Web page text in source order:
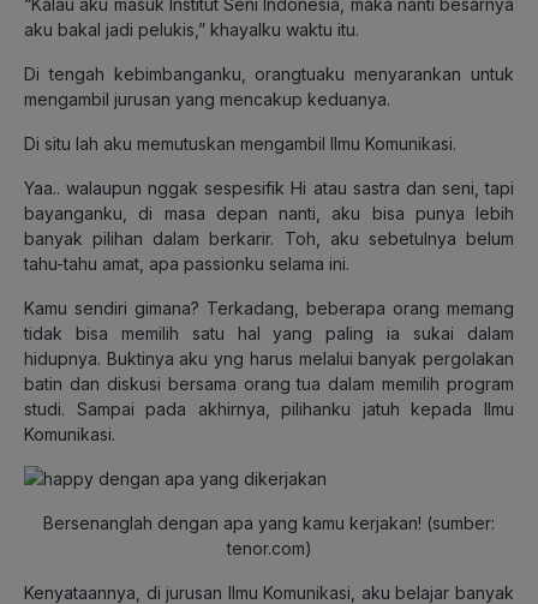
aku bakal jadi pelukis,” khayalku waktu itu.
Di tengah kebimbanganku, orangtuaku menyarankan untuk
mengambil jurusan yang mencakup keduanya.
Di situ lah aku memutuskan mengambil Ilmu Komunikasi.
Yaa.. walaupun nggak sespesifik Hi atau sastra dan seni, tapi
bayanganku, di masa depan nanti, aku bisa punya lebih
banyak pilihan dalam berkarir. Toh, aku sebetulnya belum
tahu-tahu amat, apa passionku selama ini.
Kamu sendiri gimana? Terkadang, beberapa orang memang
tidak bisa memilih satu hal yang paling ia sukai dalam
hidupnya. Buktinya aku yng harus melalui banyak pergolakan
batin dan diskusi bersama orang tua dalam memilih program
studi. Sampai pada akhirnya, pilihanku jatuh kepada Ilmu
Komunikasi.
Bersenanglah dengan apa yang kamu kerjakan! (sumber:
tenor.com)
Kenyataannya, di jurusan Ilmu Komunikasi, aku belajar banyak